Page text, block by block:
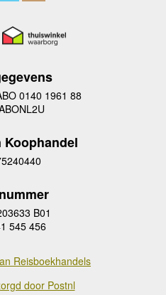
0140 1961 88
Koophandel
B01
545 456
Reisboekhandels
door Postnl